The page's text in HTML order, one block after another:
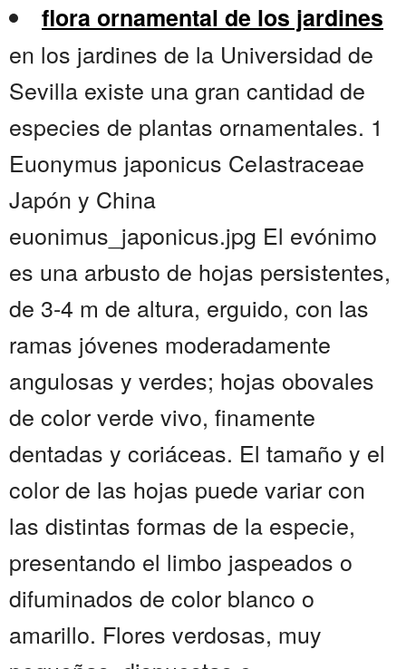
flora ornamental de los jardines
en los jardines de la Universidad de
Sevilla existe una gran cantidad de
especies de plantas ornamentales. 1
Euonymus japonicus CeIastraceae
Japón y China
euonimus_japonicus.jpg El evónimo
es una arbusto de hojas persistentes,
de 3-4 m de altura, erguido, con las
ramas jóvenes moderadamente
angulosas y verdes; hojas obovales
de color verde vivo, finamente
dentadas y coriáceas. El tamaño y el
color de las hojas puede variar con
las distintas formas de la especie,
presentando el limbo jaspeados o
difuminados de color blanco o
amarillo. Flores verdosas, muy